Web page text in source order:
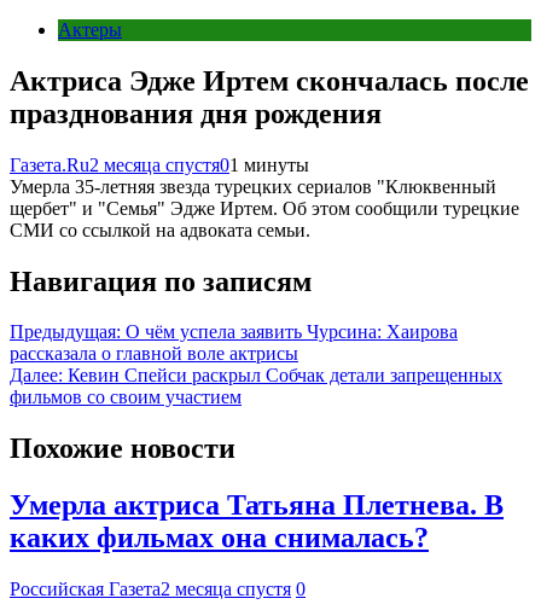
Актеры
Актриса Эдже Иртем скончалась после
празднования дня рождения
Газета.Ru2 месяца спустя01 минуты
Умерла 35-летняя звезда турецких сериалов "Клюквенный
щербет" и "Семья" Эдже Иртем. Об этом сообщили турецкие
СМИ со ссылкой на адвоката семьи.
Навигация по записям
Предыдущая: О чём успела заявить Чурсина: Хаирова
рассказала о главной воле актрисы
Далее: Кевин Спейси раскрыл Собчак детали запрещенных
фильмов со своим участием
Похожие новости
Умерла актриса Татьяна Плетнева. В
каких фильмах она снималась?
Российская Газета2 месяца спустя 0